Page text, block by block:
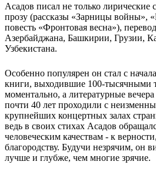
Асадов писал не только
прозу (рассказы «Зарницы войны»,
повесть «Фронтовая весна»),
Азербайджана, Башкирии, Грузии,
Узбекистана.
Особенно популярен он стал с
книги, выходившие 100-тысячными
моментально, а литературные
почти 40 лет проходили с
крупнейших концертных залах
ведь в своих стихах Асадов
человеческим качествам - к
благородству. Будучи незрячим, он
лучше и глубже, чем многие зрячие.